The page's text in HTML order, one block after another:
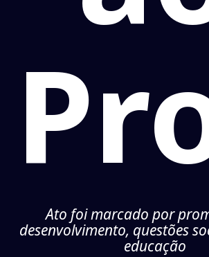
Ato foi marcado por
desenvolvimento, questões
educação